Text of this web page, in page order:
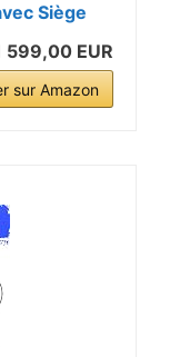
Siège
599,00 EUR
sur Amazon